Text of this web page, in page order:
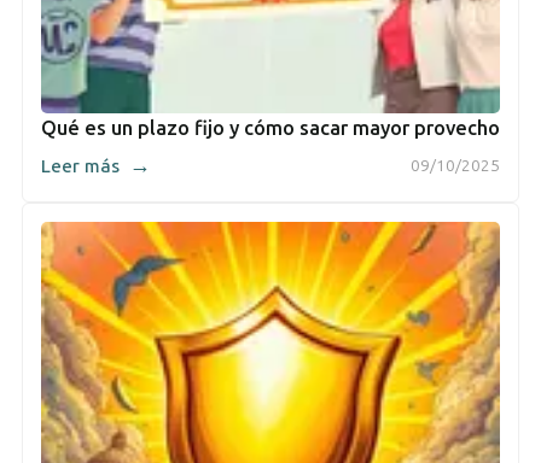
Qué es un plazo fijo y cómo sacar mayor provecho
09/10/2025
Leer más →